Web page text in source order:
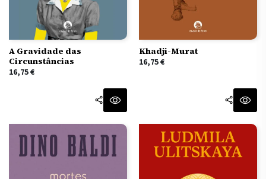
A Gravidade das
Circunstâncias
16,75€
Khadji-Murat
16,75€